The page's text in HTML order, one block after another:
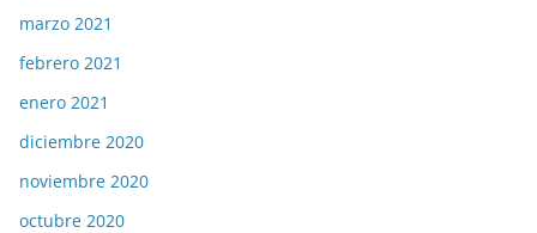
marzo 2021
febrero 2021
enero 2021
diciembre 2020
noviembre 2020
octubre 2020